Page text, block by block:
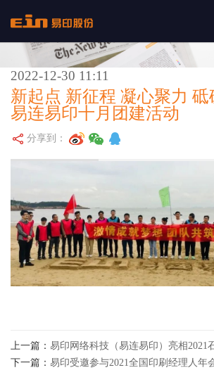
2022-12-30 11:11
新起点 新征程 凝心聚力
易连易印十月团建活动
分享到：
上一篇： 易印网络科技（易连易印）亮相2021
下一篇： 易印受邀参与2021全国印刷经理人年会，赋